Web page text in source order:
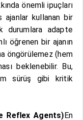
önemli ipuçları
ajanlar kullanan bir
durumlara adapte
öğrenen bir ajanın
öngörülemez (hem
beklenebilir. Bu,
sürüş gibi kritik
Reflex Agents)En